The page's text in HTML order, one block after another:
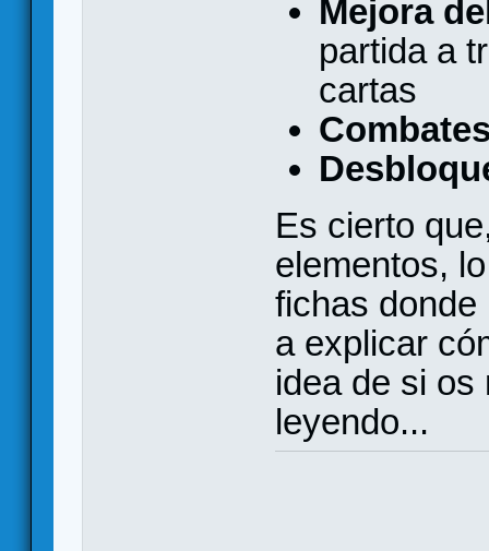
Mejora
partida a
cartas
Es cierto
elementos,
fichas
a explicar
idea de si os
leyendo...